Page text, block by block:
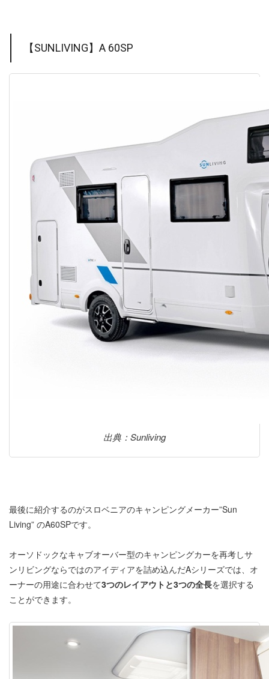
【SUNLIVING】A 60SP
出典：Sunliving
最後に紹介するのがスロベニアのキャンピングメーカー”Sun
Living” のA60SPです。
オーソドックなキャブオーバー型のキャンピングカーを再考しサ
ンリビングならではのアイディアを詰め込んだAシリーズでは、オ
ーナーの用途に合わせて3つのレイアウトと3つの全長を選択する
ことができます。